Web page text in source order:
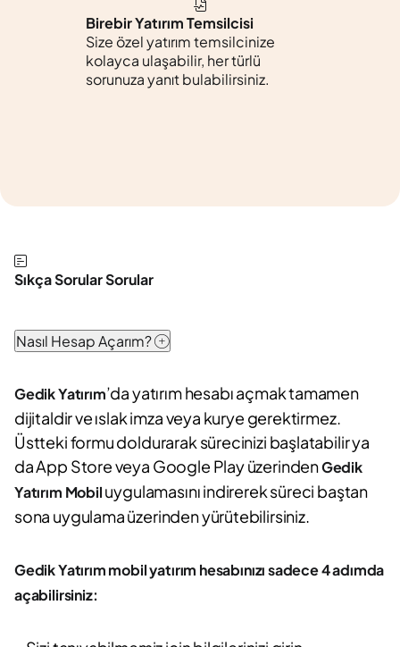
Birebir Yatırım Temsilcisi
Size özel yatırım temsilcinize
kolayca ulaşabilir, her türlü
sorunuza yanıt bulabilirsiniz.
Sıkça Sorular Sorular
Nasıl Hesap Açarım?
Gedik Yatırım’da yatırım hesabı açmak tamamen
dijitaldir ve ıslak imza veya kurye gerektirmez.
Üstteki formu doldurarak sürecinizi başlatabilir ya
da App Store veya Google Play üzerindenGedik
Yatırım Mobiluygulamasını indirerek süreci baştan
sona uygulama üzerinden yürütebilirsiniz.
Gedik Yatırım mobil yatırım hesabınızı sadece 4 adımda
açabilirsiniz: